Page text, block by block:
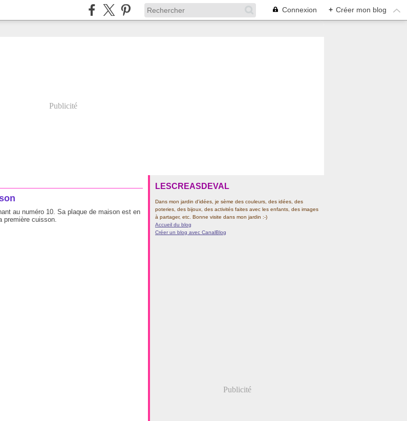
Connexion + Créer mon blog
Publicité
au numéro 10. Sa plaque de maison est en
première cuisson.
LESCREASDEVAL
Dans mon jardin d'idées, je sème des couleurs, des idées, des
poteries, des bijoux, des activités faites avec les enfants, des images
à partager, etc. Bonne visite dans mon jardin :-)
Accueil du blog
Créer un blog avec CanalBlog
Publicité